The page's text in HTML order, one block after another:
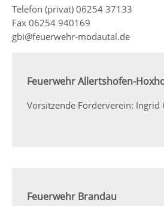
Telefon (privat) 06254 37133
Fax 06254 940169
gbi@feuerwehr-modautal.de
Feuerwehr Allertshofen-
Vorsitzende Förderverein: Ingrid
Feuerwehr Brandau